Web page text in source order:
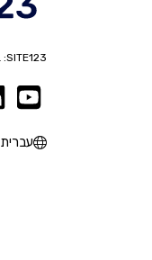
SITE123: בנוי אחרת, בנוי טוב יותר.
עברית